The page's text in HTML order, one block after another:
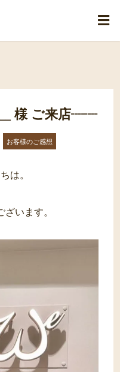
様 ご来店┈┈
お客様のご感想
は。
います。